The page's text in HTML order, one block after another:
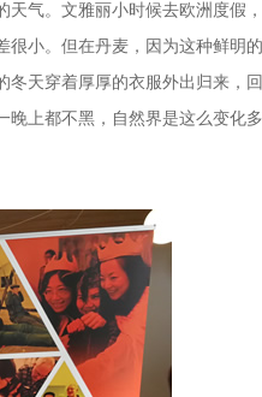
气。文雅丽小时候去欧洲度假
小。但在丹麦，因为这种鲜明
天穿着厚厚的衣服外出归来，
上都不黑，自然界是这么变化